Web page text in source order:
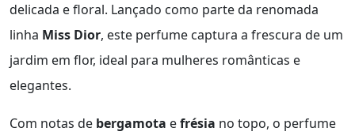
delicada e floral. Lançado como parte da renomada
linha Miss Dior, este perfume captura a frescura de um
jardim em flor, ideal para mulheres românticas e
elegantes.
Com notas de bergamota efrésia no topo, o perfume